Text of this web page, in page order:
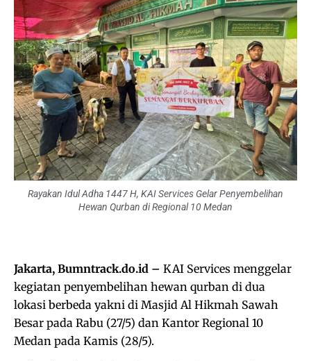
Rayakan Idul Adha 1447 H, KAI Services Gelar Penyembelihan
Hewan Qurban di Regional 10 Medan
Jakarta, Bumntrack.do.id – KAI Services menggelar
kegiatan penyembelihan hewan qurban di dua
lokasi berbeda yakni di Masjid Al Hikmah Sawah
Besar pada Rabu (27/5) dan Kantor Regional 10
Medan pada Kamis (28/5).